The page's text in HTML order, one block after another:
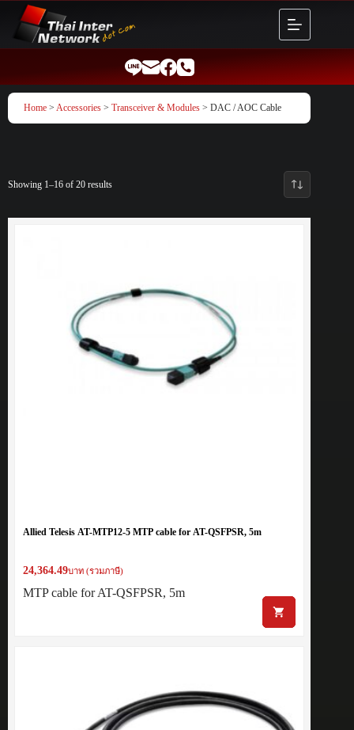
content
Home > Accessories > Transceiver & Modules > DAC / AOC Cable
Showing 1–16 of 20 results
Allied Telesis AT-MTP12-5 MTP cable for AT-QSFPSR, 5m
24,364.49บาท (รวมภาษี)
MTP cable for AT-QSFPSR, 5m